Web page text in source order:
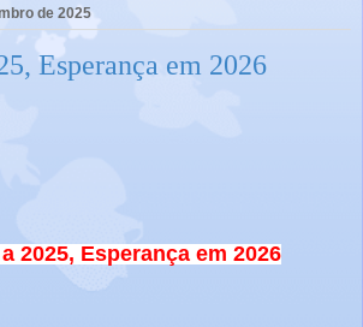
de 2025
Esperança em 2026
2025, Esperança em 2026